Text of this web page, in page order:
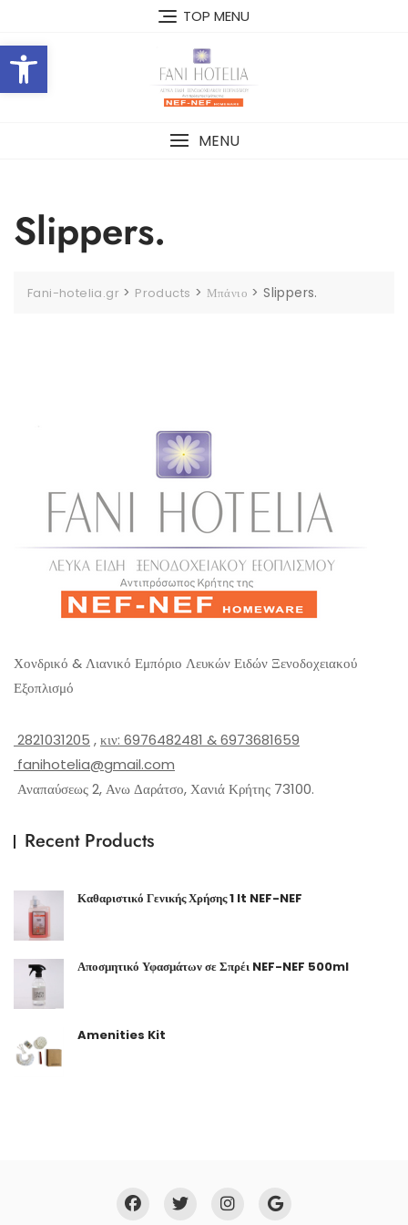
Open toolbar
content
TOP MENU
MENU
Slippers.
Fani-hotelia.gr > Products > Μπάνιο >Slippers.
Χονδρικό & Λιανικό Εμπόριο Λευκών Ειδών Ξενοδοχειακού
Εξοπλισμό
2821031205 ,κιν: 6976482481 & 6973681659
fanihotelia@gmail.com
Αναπαύσεως 2, Ανω Δαράτσο, Χανιά Κρήτης 73100.
Recent Products
Καθαριστικό Γενικής Χρήσης 1 lt NEF-NEF
Αποσμητικό Υφασμάτων σε Σπρέι NEF-NEF 500ml
Amenities Kit